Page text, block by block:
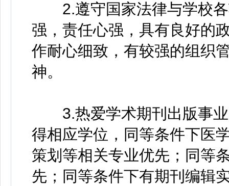
2.遵守国家法律与学校各
强，责任心强，具有良好的
作耐心细致，有较强的组织
神。
3.热爱学术期刊出版事业
得相应学位，同等条件下医
策划等相关专业优先；同等
先；同等条件下有期刊编辑